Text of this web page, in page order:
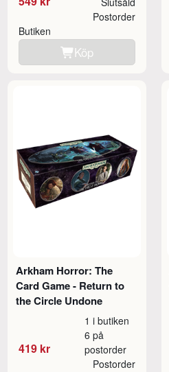
Butiken
Postorder
Köp
Arkham Horror: The
Card Game - Return to
the Circle Undone
419 kr
1 i butiken
6 på
postorder
Postorder